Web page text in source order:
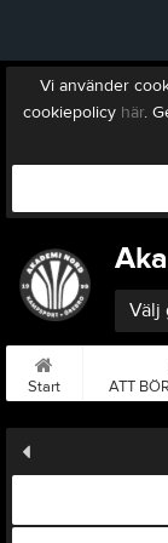
Vi använder
cookiepolicy här.
Välj
Start ATT